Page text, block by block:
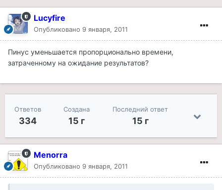
Lucyfire
Опубликовано 9 января, 2011
Пинус уменьшается пропорционально времени,
затраченному на ожидание результатов?
Ответов
334
Создана
15 г
Последний ответ
15 г
Menorra
Опубликовано 9 января, 2011